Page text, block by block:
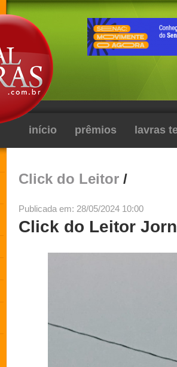
início prêmios lavras
Click do Leitor /
Publicada em: 28/05/2024 10:00
Click do Leitor